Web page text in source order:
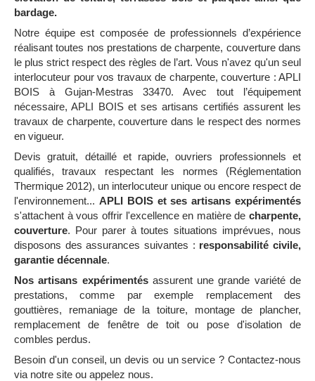
bardage.
Notre équipe est composée de professionnels d’expérience
réalisant toutes nos prestations de charpente, couverture dans
le plus strict respect des règles de l’art. Vous n'avez qu'un seul
interlocuteur pour vos travaux de charpente, couverture : APLI
BOIS à Gujan-Mestras 33470. Avec tout l’équipement
nécessaire, APLI BOIS et ses artisans certifiés assurent les
travaux de charpente, couverture dans le respect des normes
en vigueur.
Devis gratuit, détaillé et rapide, ouvriers professionnels et
qualifiés, travaux respectant les normes (Réglementation
Thermique 2012), un interlocuteur unique ou encore respect de
l'environnement... APLI BOIS et ses artisans expérimentés
s'attachent à vous offrir l'excellence en matière de charpente,
couverture. Pour parer à toutes situations imprévues, nous
disposons des assurances suivantes : responsabilité civile,
garantie décennale.
Nos artisans expérimentésassurent une grande variété de
prestations, comme par exemple remplacement des
gouttières, remaniage de la toiture, montage de plancher,
remplacement de fenêtre de toit ou pose d'isolation de
combles perdus.
Besoin d'un conseil, un devis ou un service ? Contactez-nous
via notre site ou appelez nous.